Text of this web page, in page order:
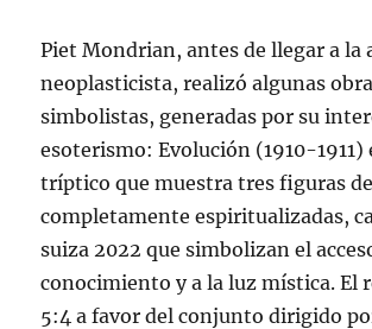
Piet Mondrian, antes de llegar a la
neoplasticista, realizó algunas
simbolistas, generadas por su
esoterismo: Evolución (1910-1911)
tríptico que muestra tres figuras
completamente espiritualizadas,
suiza 2022 que simbolizan el
conocimiento y a la luz mística. El
5:4 a favor del conjunto dirigido